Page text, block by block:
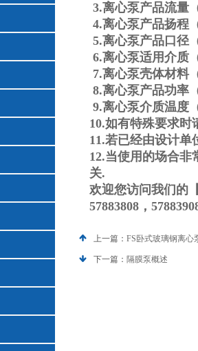
3.离心泵产品流量
4.离心泵产品扬程
5.离心泵产品口径
6.离心泵适用介质
7.离心泵壳体材料
8.离心泵产品功率
9.离心泵介质温度
10.如有特殊要求时
11.若已经由设计单
12.当使用的场合
关.
欢迎您访问我们的
57883808，
上一篇： FS卧式玻璃钢离心
下一篇： 隔膜泵概述